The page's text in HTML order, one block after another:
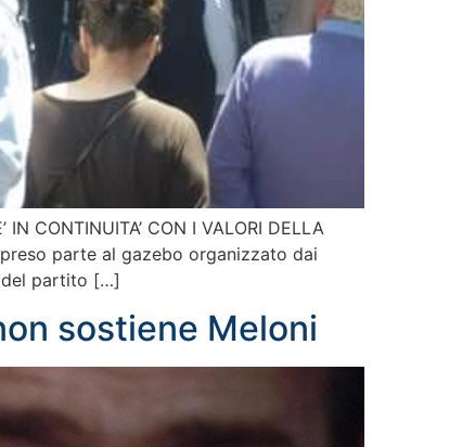
IN CONTINUITA’ CON I VALORI DELLA
preso parte al gazebo organizzato dai
del partito […]
sostiene Meloni